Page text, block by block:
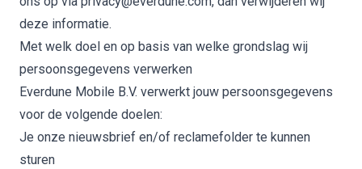
deze informatie.
Met welk doel en op basis van welke grondslag wij
persoonsgegevens verwerken
Everdune Mobile B.V. verwerkt jouw persoonsgegevens
voor de volgende doelen:
Je onze nieuwsbrief en/of reclamefolder te kunnen
sturen